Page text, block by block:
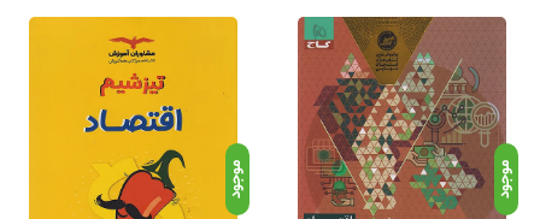
شامل مسائل نیز هست. برای یادگیری بهتر مطالب و همچنین تسلط بر حل مسائل
میتوان به اساتید زیر اشاره نمود :
وحید تمنا
میترا چینی ساز
علی محسنی
موجود موجود